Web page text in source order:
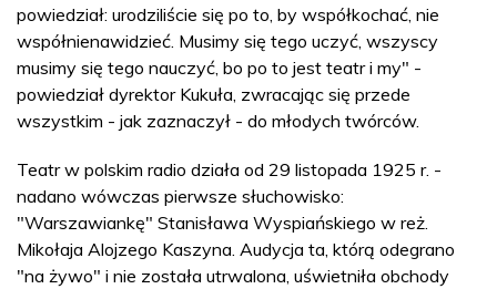
powiedział: urodziliście się po to, by współkochać, nie
współnienawidzieć. Musimy się tego uczyć, wszyscy
musimy się tego nauczyć, bo po to jest teatr i my" -
powiedział dyrektor Kukuła, zwracając się przede
wszystkim - jak zaznaczył - do młodych twórców.
Teatr w polskim radio działa od 29 listopada 1925 r. -
nadano wówczas pierwsze słuchowisko:
"Warszawiankę" Stanisława Wyspiańskiego w reż.
Mikołaja Alojzego Kaszyna. Audycja ta, którą odegrano
"na żywo" i nie została utrwalona, uświetniła obchody